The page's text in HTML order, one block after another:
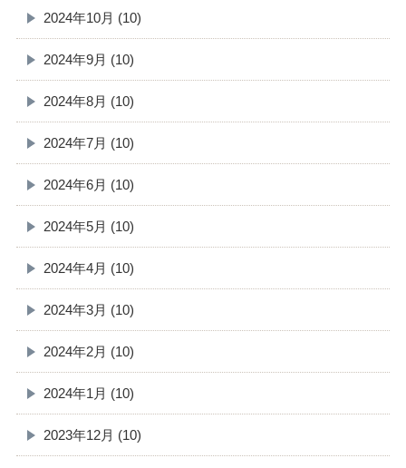
2024年10月 (10)
2024年9月 (10)
2024年8月 (10)
2024年7月 (10)
2024年6月 (10)
2024年5月 (10)
2024年4月 (10)
2024年3月 (10)
2024年2月 (10)
2024年1月 (10)
2023年12月 (10)